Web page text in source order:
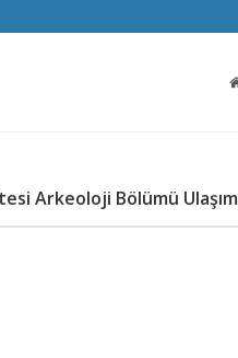
Arkeoloji Bölümü Ulaşım